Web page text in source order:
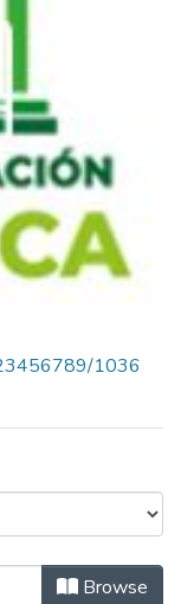
1036
Browse